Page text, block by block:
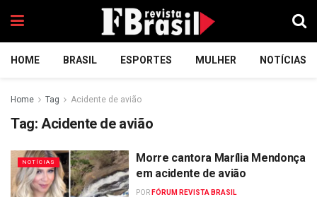
HOME BRASIL ESPORTES MULHER NOTÍCIAS
Home Tag Acidente de avião
Tag: Acidente de avião
NOTÍCIAS
Morre cantora Marília Mendonça
em acidente de avião
POR FÓRUM REVISTA BRASIL